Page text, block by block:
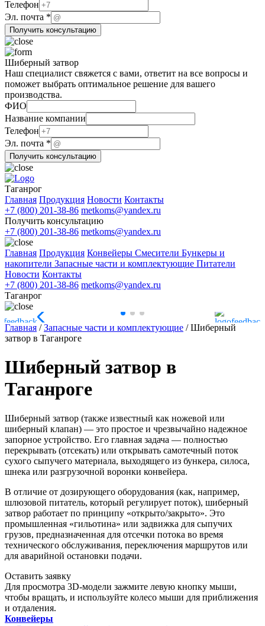
Телефон
компании
Телефон
Название
Эл. почта *
Получить консультацию
Шиберный затвор
Наш специалист свяжется с вами, ответит на все вопросы и
поможет выбрать оптимальное решение для вашего
производства.
ФИО
ФИО
компании
Телефон
Название компании
Телефон
Эл. почта *
Получить консультацию
Таганрог
Главная Продукция Новости Контакты
+7 (800) 201-38-86 metkoms@yandex.ru
Получить консультацию
+7 (800) 201-38-86 metkoms@yandex.ru
Главная Продукция Конвейеры Смесители Бункеры и
накопители Запасные части и комплектующие Питатели
Новости Контакты
+7 (800) 201-38-86 metkoms@yandex.ru
Таганрог
Главная /Запасные части и комплектующие /Шиберный
затвор в Таганроге
Шиберный затвор в
Таганроге
Шиберный затвор (также известный как ножевой или
шиберный клапан) — это простое и чрезвычайно надежное
запорное устройство. Его главная задача — полностью
перекрывать (отсекать) или открывать самотечный поток
сухого сыпучего материала, выходящего из бункера, силоса,
шнека или разгрузочной воронки конвейера.
В отличие от дозирующего оборудования (как, например,
шлюзовой питатель, который регулирует поток), шиберный
затвор работает по принципу «открыто/закрыто». Это
промышленная «гильотина» или задвижка для сыпучих
грузов, предназначенная для отсечки потока во время
технического обслуживания, переключения маршрутов или
для аварийной остановки подачи.
Оставить заявку
Для просмотра 3D-модели зажмите левую кнопку мыши,
чтобы вращать, и используйте колесо мыши для приближения
и отдаления.
Конвейеры